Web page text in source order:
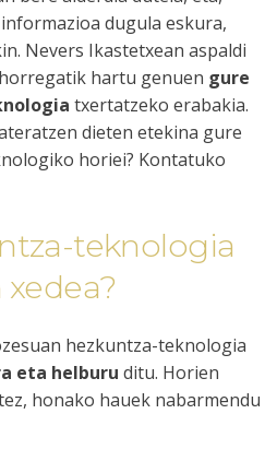
dugula eskura,
Nevers Ikastetxean aspaldi
hartu genuen gure
txertatzeko erabakia.
dieten etekina gure
horiei? Kontatuko
teknologia
hezkuntza-teknologia
eta helburu ditu. Horien
honako hauek nabarmendu